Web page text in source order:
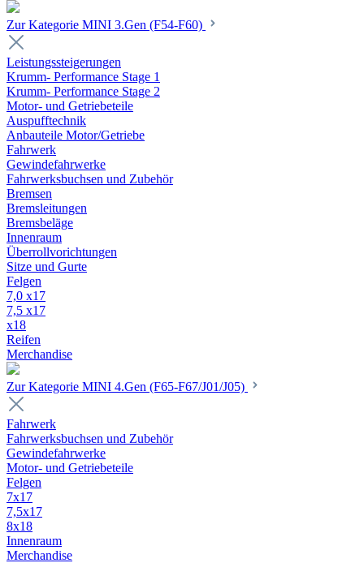
Zur Kategorie MINI 3.Gen (F54-F60)
Leistungssteigerungen
Krumm- Performance Stage 1
Krumm- Performance Stage 2
Motor- und Getriebeteile
Auspufftechnik
Anbauteile Motor/Getriebe
Fahrwerk
Gewindefahrwerke
Fahrwerksbuchsen und Zubehör
Bremsen
Bremsleitungen
Bremsbeläge
Innenraum
Überrollvorichtungen
Sitze und Gurte
Felgen
7,0 x17
7,5 x17
x18
Reifen
Merchandise
Zur Kategorie MINI 4.Gen (F65-F67/J01/J05)
Fahrwerk
Fahrwerksbuchsen und Zubehör
Gewindefahrwerke
Motor- und Getriebeteile
Felgen
7x17
7,5x17
8x18
Innenraum
Merchandise